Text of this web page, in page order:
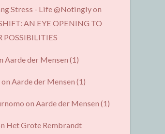
Stress - Life @Notinglyon
AN EYE OPENING TO
POSSIBILITIES
Aarde der Mensen (1)
on Aarde der Mensen (1)
on Aarde der Mensen (1)
Het Grote Rembrandt